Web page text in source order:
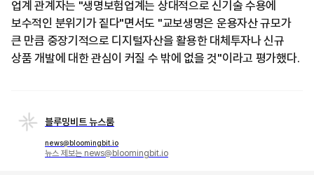
업계 관계자는 "생명보험업계는 상대적으로 신기술 수용에
보수적인 분위기가 짙다"면서도 "교보생명은 운용자산 규모가
큰 만큼 중장기적으로 디지털자산을 활용한 대체투자나 신규
상품 개발에 대한 관심이 커질 수 밖에 없을 것"이라고 평가했다.
블루밍비트 뉴스룸
news@bloomingbit.io
뉴스 제보는 news@bloomingbit.io